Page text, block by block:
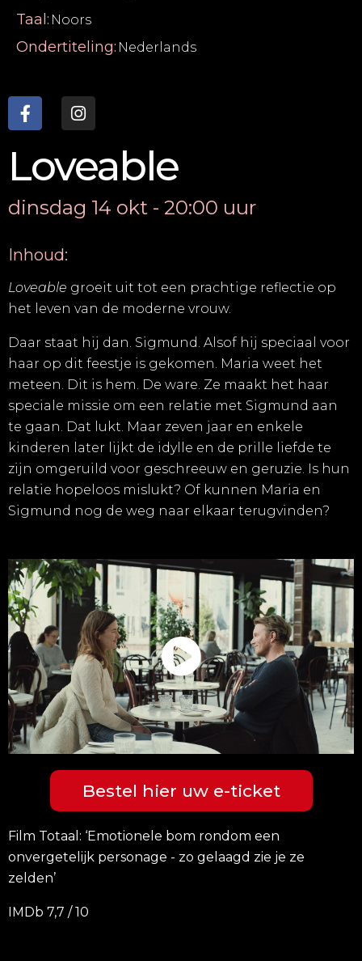
Taal: Noors
Ondertiteling: Nederlands
Loveable
dinsdag 14 okt - 20:00 uur
Inhoud:
Loveable groeit uit tot een prachtige reflectie op
het leven van de moderne vrouw.
Daar staat hij dan. Sigmund. Alsof hij speciaal voor
haar op dit feestje is gekomen. Maria weet het
meteen. Dit is hem. De ware. Ze maakt het haar
speciale missie om een relatie met Sigmund aan
te gaan. Dat lukt. Maar zeven jaar en enkele
kinderen later lijkt de idylle en de prille liefde te
zijn omgeruild voor geschreeuw en geruzie. Is hun
relatie hopeloos mislukt? Of kunnen Maria en
Sigmund nog de weg naar elkaar terugvinden?
Bestel hier uw e-ticket
Film Totaal: ‘Emotionele bom rondom een
onvergetelijk personage - zo gelaagd zie je ze
zelden’
IMDb 7,7 /10